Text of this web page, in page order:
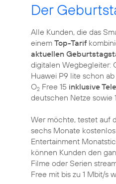
Der
Alle Kunden, die das
einem Top-Tarif
aktuellen
digitalen Wegbegleiter:
Huawei P9 lite schon
O2 Free 15 inklusive
deutschen Netze sowie
Wer möchte, testet auf
sechs Monate
Entertainment
können Kunden den
Filme oder Serien
Free mit bis zu 1 Mbit/s